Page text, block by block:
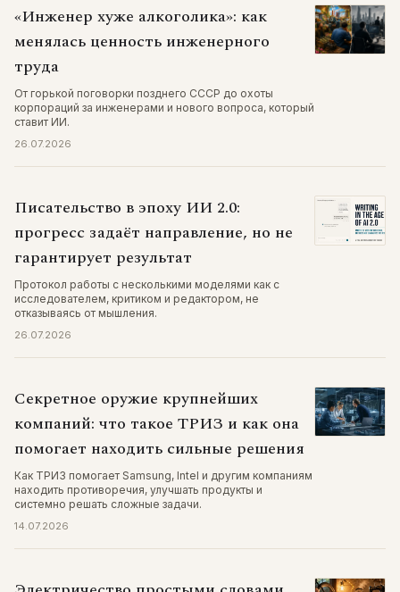
«Инженер хуже алкоголика»: как
менялась ценность инженерного
труда
От горькой поговорки позднего СССР до охоты
корпораций за инженерами и нового вопроса, который
ставит ИИ.
26.07.2026
Писательство в эпоху ИИ 2.0:
прогресс задаёт направление, но не
гарантирует результат
Протокол работы с несколькими моделями как с
исследователем, критиком и редактором, не
отказываясь от мышления.
26.07.2026
Секретное оружие крупнейших
компаний: что такое ТРИЗ и как она
помогает находить сильные решения
Как ТРИЗ помогает Samsung, Intel и другим компаниям
находить противоречия, улучшать продукты и
системно решать сложные задачи.
14.07.2026